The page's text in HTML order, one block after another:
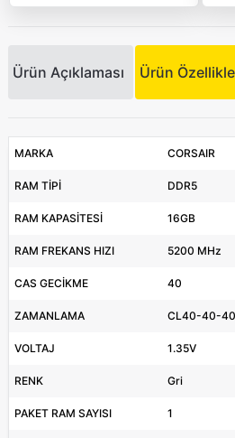
Ürün Açıklaması Ürün
MARKA CORSAIR
RAM TİPİ DDR5
RAM KAPASİTESİ 16GB
RAM FREKANS HIZI 5200 MHz
CAS GECİKME 40
ZAMANLAMA CL40-40-
VOLTAJ 1.35V
RENK Gri
PAKET RAM SAYISI 1